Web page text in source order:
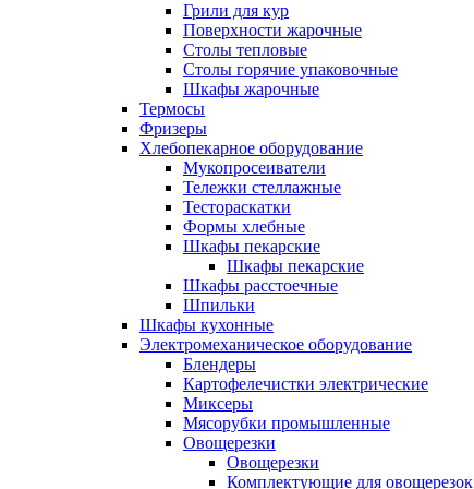
Грили для кур
Поверхности жарочные
Столы тепловые
Столы горячие упаковочные
Шкафы жарочные
Термосы
Фризеры
Хлебопекарное оборудование
Мукопросеиватели
Тележки стеллажные
Тестораскатки
Формы хлебные
Шкафы пекарские
Шкафы пекарские
Шкафы расстоечные
Шпильки
Шкафы кухонные
Электромеханическое оборудование
Блендеры
Картофелечистки электрические
Миксеры
Мясорубки промышленные
Овощерезки
Овощерезки
Комплектующие для овощерезок